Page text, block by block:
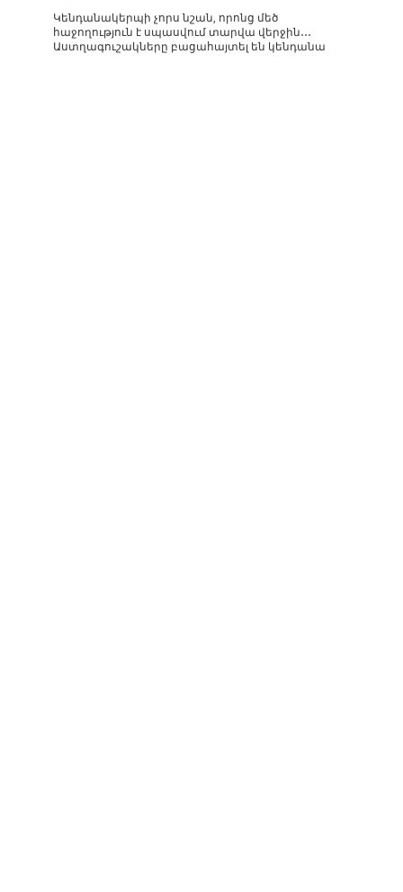
Կենդանակերպի չորս նշան, որոնց մեծ
հաջողություն է սպասվում տարվա վերջին․․․
Աստղագուշակները բացահայտել են կենդանա